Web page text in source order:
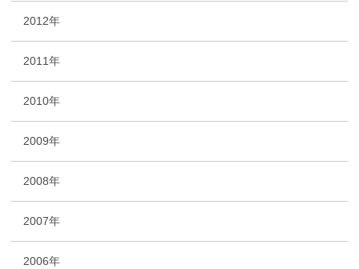
2012年
2011年
2010年
2009年
2008年
2007年
2006年